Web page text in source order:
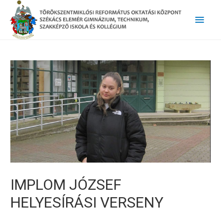
Main
IMPLOM JÓZSEF
HELYESÍRÁSI VERSENY